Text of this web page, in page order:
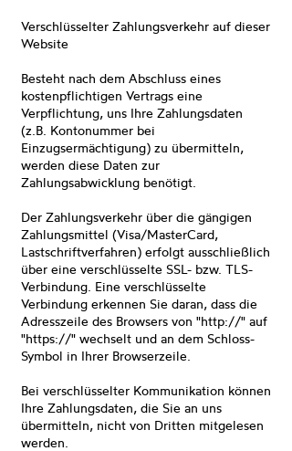
Verschlüsselter Zahlungsverkehr auf dieser
Website
Besteht nach dem Abschluss eines
kostenpflichtigen Vertrags eine
Verpflichtung, uns Ihre Zahlungsdaten
(z.B. Kontonummer bei
Einzugsermächtigung) zu übermitteln,
werden diese Daten zur
Zahlungsabwicklung benötigt.
Der Zahlungsverkehr über die gängigen
Zahlungsmittel (Visa/MasterCard,
Lastschriftverfahren) erfolgt ausschließlich
über eine verschlüsselte SSL- bzw. TLS-
Verbindung. Eine verschlüsselte
Verbindung erkennen Sie daran, dass die
Adresszeile des Browsers von "http://" auf
"https://" wechselt und an dem Schloss-
Symbol in Ihrer Browserzeile.
Bei verschlüsselter Kommunikation können
Ihre Zahlungsdaten, die Sie an uns
übermitteln, nicht von Dritten mitgelesen
werden.